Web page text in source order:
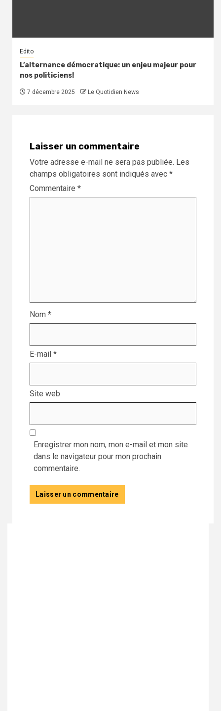
Edito
L’alternance démocratique: un enjeu majeur pour
nos politiciens!
7 décembre 2025 Le Quotidien News
Laisser un commentaire
Votre adresse e-mail ne sera pas publiée. Les
champs obligatoires sont indiqués avec *
Commentaire *
Nom *
E-mail *
Site web
Enregistrer mon nom, mon e-mail et mon site
dans le navigateur pour mon prochain
commentaire.